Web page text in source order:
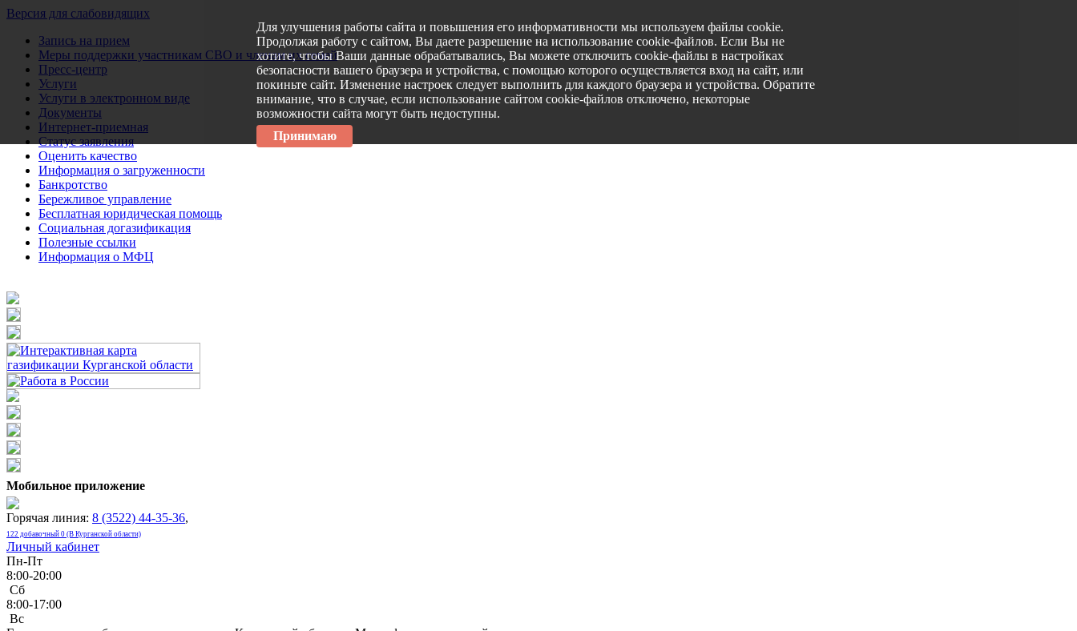
Версия для слабовидящих
Запись на прием
Меры поддержки участникам СВО и членам их семей
Пресс-центр
Услуги
Услуги в электронном виде
Документы
Интернет-приемная
Статус заявления
Оценить качество
Информация о загруженности
Банкротство
Бережливое управление
Бесплатная юридическая помощь
Социальная догазификация
Полезные ссылки
Информация о МФЦ
Мобильное приложение
Горячая линия: 8 (3522) 44-35-36,
122 добавочный 0 (В Курганской области)
Личный кабинет
Пн-Пт
8:00-20:00
Сб
8:00-17:00
Bc
Для улучшения работы сайта и повышения его информативности мы используем файлы cookie.
Продолжая работу с сайтом, Вы даете разрешение на использование cookie-файлов. Если Вы не
хотите, чтобы Ваши данные обрабатывались, Вы можете отключить cookie-файлы в настройках
безопасности вашего браузера и устройства, с помощью которого осуществляется вход на сайт, или
покиньте сайт. Изменение настроек следует выполнить для каждого браузера и устройства. Обратите
внимание, что в случае, если использование сайтом cookie-файлов отключено, некоторые
возможности сайта могут быть недоступны.
Принимаю